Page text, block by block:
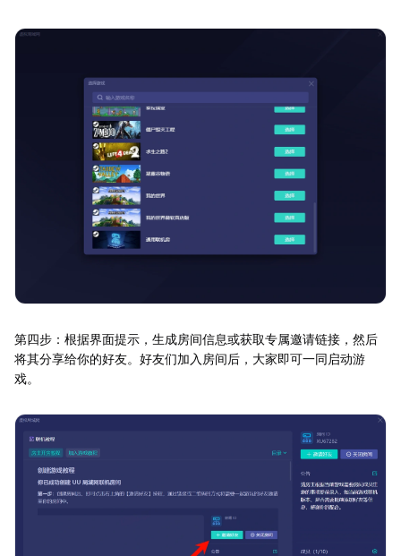
第四步：根据界面提示，生成房间信息或获取专属邀请链接，然后
将其分享给你的好友。好友们加入房间后，大家即可一同启动游
戏。